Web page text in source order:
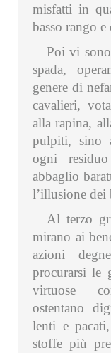
misfatti in
basso rango
Poi vi
spada,
genere di
cavalieri,
alla rapina,
pulpiti, sino
ogni
abbaglio
l’illusione dei
Al terzo
mirano ai
azioni
procurarsi le
virtuose
ostentano
lenti e
stoffe più